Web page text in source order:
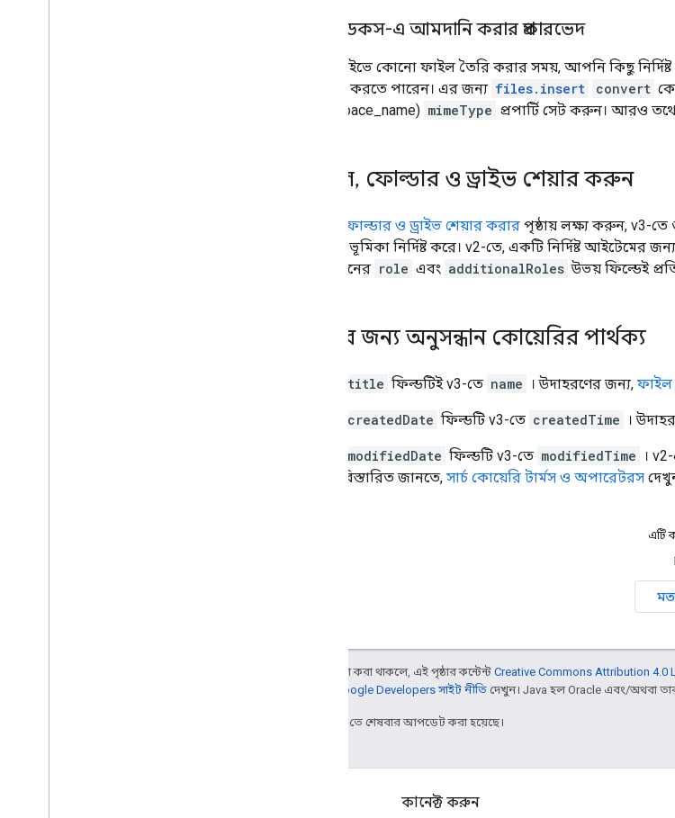
গুগল ডকস-এ আমদানি করার প্রকারভেদ
গুগল ড্রাইভে কোনো ফাইল তৈরি করার সময়, আপনি কিছু
রূপান্তর করতে পারেন। এর জন্য files.insert convert
(workspace_name) mimeType প্রপার্টি সেট করুন। আরও
ফাইল, ফোল্ডার ও ড্রাইভ শেয়ার করুন
ফাইল, ফোল্ডার ও ড্রাইভ শেয়ার করার পৃষ্ঠায় লক্ষ্য করুন, v3-তে
কার্যকর ভূমিকা নির্দিষ্ট করে। v2-তে, একটি নির্দিষ্ট
পারমিশনের role এবং additionalRoles উভয় ফিল্ডেই
v2 এর জন্য অনুসন্ধান কোয়েরির পার্থক্য
title ফিল্ডটিই v3-তে name । উদাহরণের জন্য, ফাইল
createdDate ফিল্ডটি v3-তে createdTime ।
modifiedDate ফিল্ডটি v3-তে modifiedTime ।
আরও বিস্তারিত জানতে, সার্চ কোয়েরি টার্মস ও অপারেটরস
এটি
অন্য কিছু উল্লেখ না করা থাকলে, এই পৃষ্ঠার কন্টেন্ট Creative Commons Attribution 4.0
Google Developers সাইট নীতি দেখুন। Java হল Oracle এবং/অথবা তার
2026-08-05 UTC-তে শেষবার আপডেট করা হয়েছে।
কানেক্ট করুন